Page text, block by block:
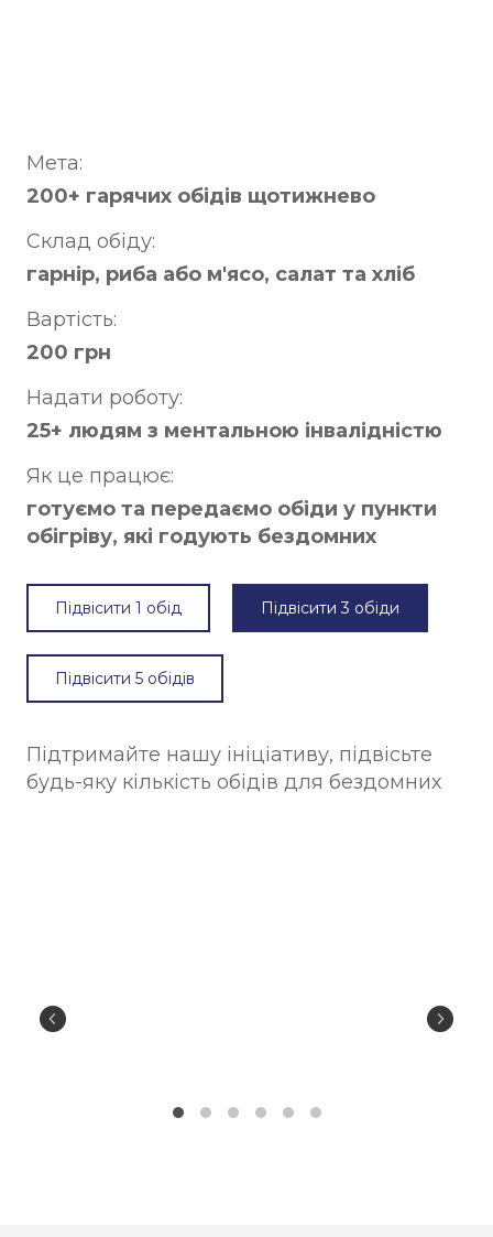
Мета:
200+ гарячих обідів щотижнево
Склад обіду:
гарнір, риба або м'ясо, салат та хліб
Вартість:
200 грн
Надати роботу:
25+ людям з ментальною інвалідністю
Як це працює:
готуємо та передаємо обіди у пункти
обігріву, які годують бездомних
Підвісити 1 обід Підвісити 3 обіди
Підвісити 5 обідів
Підтримайте нашу ініціативу, підвісьте
будь-яку кількість обідів для бездомних